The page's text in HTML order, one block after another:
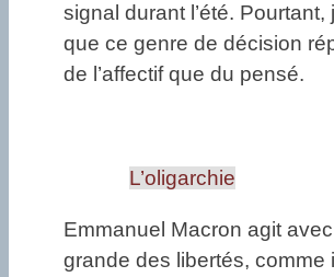
signal durant l’été. Pourtant,
que ce genre de décision
de l’affectif que du pensé.
L’oligarchie
Emmanuel Macron agit
grande des libertés, comme